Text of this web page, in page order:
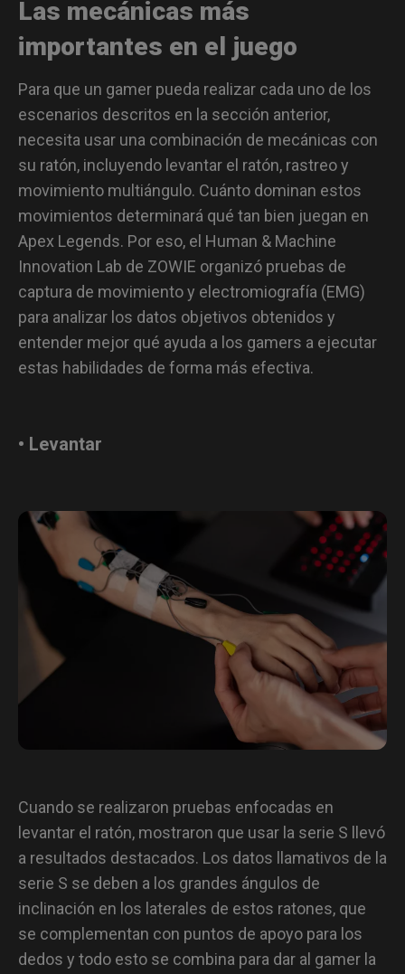
Las mecánicas más
importantes en el juego
Para que un gamer pueda realizar cada uno de los
escenarios descritos en la sección anterior,
necesita usar una combinación de mecánicas con
su ratón, incluyendo levantar el ratón, rastreo y
movimiento multiángulo. Cuánto dominan estos
movimientos determinará qué tan bien juegan en
Apex Legends. Por eso, el Human & Machine
Innovation Lab de ZOWIE organizó pruebas de
captura de movimiento y electromiografía (EMG)
para analizar los datos objetivos obtenidos y
entender mejor qué ayuda a los gamers a ejecutar
estas habilidades de forma más efectiva.
• Levantar
Cuando se realizaron pruebas enfocadas en
levantar el ratón, mostraron que usar la serie S llevó
a resultados destacados. Los datos llamativos de la
serie S se deben a los grandes ángulos de
inclinación en los laterales de estos ratones, que
se complementan con puntos de apoyo para los
dedos y todo esto se combina para dar al gamer la